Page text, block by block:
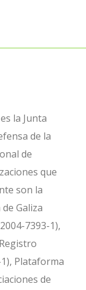
la Junta
de la
de
que
son la
Galiza
7393-1),
Plataforma
de